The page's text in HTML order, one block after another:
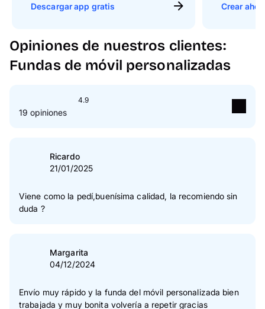
Descargar app gratis Crear
Opiniones de nuestros clientes:
Fundas de móvil personalizadas
4.9
19 opiniones
Estrella(s)
Estrella(s)
2 Estrella(s)
0 %
1 Estrella(s)
Ricardo
21/01/2025
Viene como la pedí,buenísima calidad, la recomiendo sin
duda ?
Margarita
04/12/2024
Envío muy rápido y la funda del móvil personalizada bien
trabajada y muy bonita volvería a repetir gracias